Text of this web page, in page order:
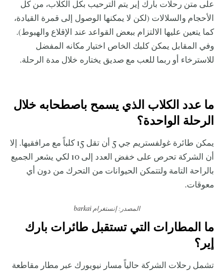
على متن رحلات بارك إير يتم الترحيب بكل الكلاب، من كل
الأحجام والسلالات (لكن لا يمكنها الوصول إلى قمرة القيادة،
كما يتعين عليها الالتزام ببعض القواعد عند الإقلاع والهبوط).
وفي المقابل يمكن كلبك الخاص اختيار مكانه المفضل
للاسترخاء أو ربما للعب مع صديق يختاره خلال مدة الرحلة.
ما عدد الكلاب الذي يسمح باصطحابه خلال
الرحلة الواحدة؟
يمكن طائرة غولفستريم جي 5 أن تقل 15 كلباً مع مرافقيها. إلا
أن الشركة تحرص على خفض العدد إلى 10 لكي يشعر الجميع
بالراحة التامة ولتتمكن الحيوانات من التحرك من دون أي
معوقات.
المصدر: إنستغرام barkai
ما المطارات التي تستقبل طائرات بارك
إير؟
تشمل رحلات الشركة حالياً مسار نيويورك عبر مطار مقاطعة